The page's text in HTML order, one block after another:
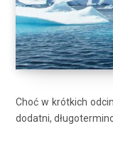
Choć w krótkich
dodatni,